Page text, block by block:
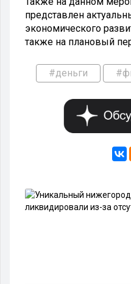
представлен
экономического
также на плановый
#деньги
ОБЩЕСТВО